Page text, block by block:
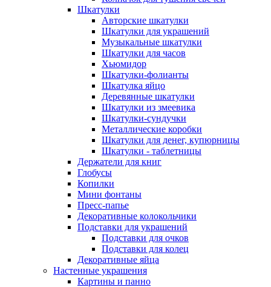
Шкатулки
Авторские шкатулки
Шкатулки для украшений
Музыкальные шкатулки
Шкатулки для часов
Хьюмидор
Шкатулки-фолианты
Шкатулка яйцо
Деревянные шкатулки
Шкатулки из змеевика
Шкатулки-сундучки
Металлические коробки
Шкатулки для денег, купюрницы
Шкатулки - таблетницы
Держатели для книг
Глобусы
Копилки
Мини фонтаны
Пресс-папье
Декоративные колокольчики
Подставки для украшений
Подставки для очков
Подставки для колец
Декоративные яйца
Настенные украшения
Картины и панно